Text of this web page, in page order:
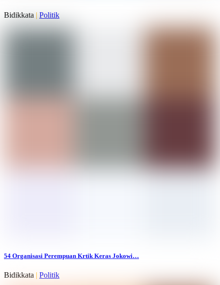
Bidikkata | Politik
54 Organisasi Perempuan Krtik Keras Jokowi…
Bidikkata | Politik